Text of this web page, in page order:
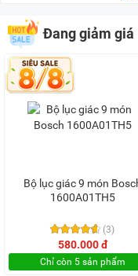
Đang giảm giá
Bộ lục giác 9 món
1600A01TH5
(3)
580.000 đ
Chỉ còn 5 sản phẩm